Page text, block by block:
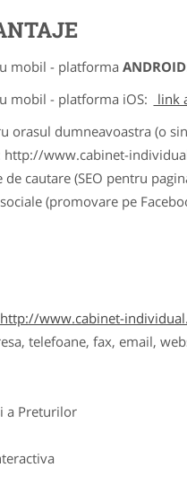
mobil - platforma ANDROID
mobil - platforma iOS:
link
orasul dumneavoastra (o
http://www.cabinet-
cautare (SEO pentru
(promovare pe
http://www.cabinet-
telefoane, fax, email,
Preturilor